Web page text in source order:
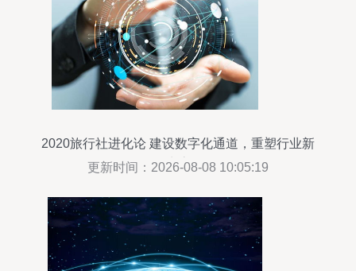
2020旅行社进化论 建设数字化通道，重塑行业新
生态
更新时间：2026-08-08 10:05:19